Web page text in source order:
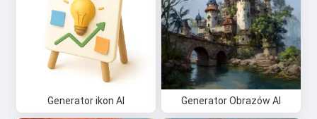
Generator ikon AI Generator Obrazów AI